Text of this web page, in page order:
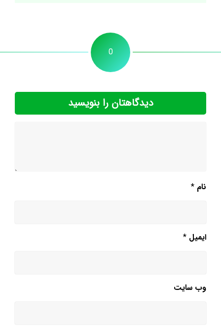
0
دیدگاهتان را بنویسید
نام *
ایمیل *
وب‌ سایت